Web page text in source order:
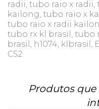
radii, tubo raio x
kailong, tubo raio x
tubo raio x radii
tubo rx kl brasil, tubo
brasil, h1074, klbrasil,
C52
Produtos